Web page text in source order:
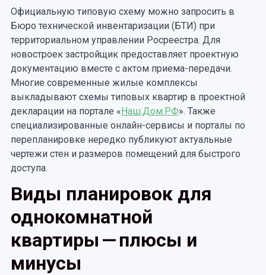
Официальную типовую схему можно запросить в
Бюро технической инвентаризации (БТИ) при
территориальном управлении Росреестра. Для
новостроек застройщик предоставляет проектную
документацию вместе с актом приема-передачи.
Многие современные жилые комплексы
выкладывают схемы типовых квартир в проектной
декларации на портале «Наш.Дом.РФ». Также
специализированные онлайн-сервисы и порталы по
перепланировке нередко публикуют актуальные
чертежи стен и размеров помещений для быстрого
доступа.
Виды планировок для
однокомнатной
квартиры — плюсы и
минусы